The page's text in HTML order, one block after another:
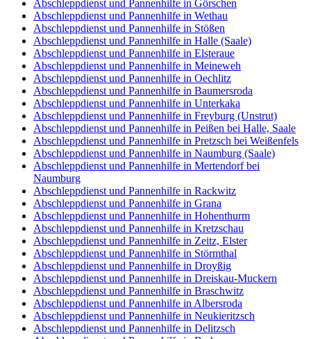
Abschleppdienst und Pannenhilfe in Görschen
Abschleppdienst und Pannenhilfe in Wethau
Abschleppdienst und Pannenhilfe in Stößen
Abschleppdienst und Pannenhilfe in Halle (Saale)
Abschleppdienst und Pannenhilfe in Elsteraue
Abschleppdienst und Pannenhilfe in Meineweh
Abschleppdienst und Pannenhilfe in Oechlitz
Abschleppdienst und Pannenhilfe in Baumersroda
Abschleppdienst und Pannenhilfe in Unterkaka
Abschleppdienst und Pannenhilfe in Freyburg (Unstrut)
Abschleppdienst und Pannenhilfe in Peißen bei Halle, Saale
Abschleppdienst und Pannenhilfe in Pretzsch bei Weißenfels
Abschleppdienst und Pannenhilfe in Naumburg (Saale)
Abschleppdienst und Pannenhilfe in Mertendorf bei
Naumburg
Abschleppdienst und Pannenhilfe in Rackwitz
Abschleppdienst und Pannenhilfe in Grana
Abschleppdienst und Pannenhilfe in Hohenthurm
Abschleppdienst und Pannenhilfe in Kretzschau
Abschleppdienst und Pannenhilfe in Zeitz, Elster
Abschleppdienst und Pannenhilfe in Störmthal
Abschleppdienst und Pannenhilfe in Droyßig
Abschleppdienst und Pannenhilfe in Dreiskau-Muckern
Abschleppdienst und Pannenhilfe in Braschwitz
Abschleppdienst und Pannenhilfe in Albersroda
Abschleppdienst und Pannenhilfe in Neukieritzsch
Abschleppdienst und Pannenhilfe in Delitzsch